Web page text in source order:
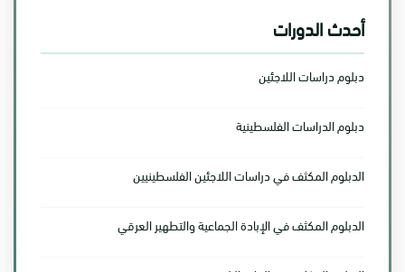
أحدث الدورات
دبلوم دراسات اللاجئين
دبلوم الدراسات الفلسطينية
الدبلوم المكثف في دراسات اللاجئين الفلسطينيين
الدبلوم المكثف في الإبادة الجماعية والتطهير العرقي